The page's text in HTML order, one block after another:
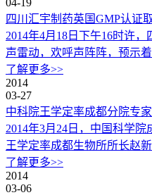
四川汇宇制药英国GMP认证
2014年4月18日下午16时许
声雷动，欢呼声阵阵，预示
了解更多>>
2014
03-27
中科院王学定率成都分院专
2014年3月24日，中国科学
王学定率成都生物所所长赵
了解更多>>
2014
03-06